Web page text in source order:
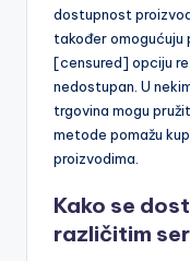
dostupnost
također omogućuju
[censured] opciju
nedostupan. U
trgovina mogu
metode pomažu
proizvodima.
Kako se
različitim